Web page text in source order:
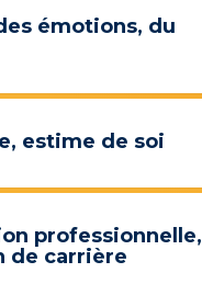
émotions, du
estime de soi
professionnelle,
de carrière